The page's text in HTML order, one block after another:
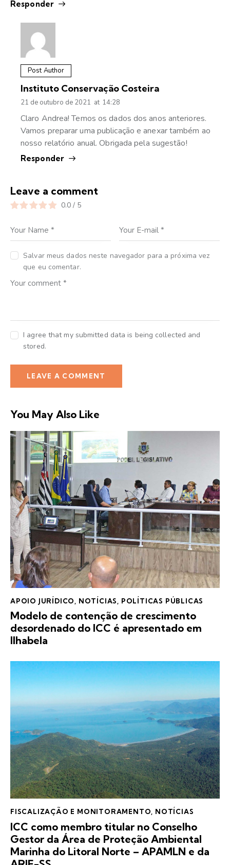
Responder
Post Author
Instituto Conservação Costeira
21 de outubro de 2021 at 14:28
Claro Andrea! Temos os dados dos anos anteriores.
Vamos preparar uma publicação e anexar também ao
nosso relatório anual. Obrigada pela sugestão!
Responder
Leave a comment
0.0 / 5
Salvar meus dados neste navegador para a próxima vez
que eu comentar.
I agree that my submitted data is being collected and
stored.
You May Also Like
APOIO JURÍDICO NOTÍCIAS POLÍTICAS PÚBLICAS
Modelo de contenção de crescimento
desordenado do ICC é apresentado em
Ilhabela
FISCALIZAÇÃO E MONITORAMENTO NOTÍCIAS
ICC como membro titular no Conselho
Gestor da Área de Proteção Ambiental
Marinha do Litoral Norte – APAMLN e da